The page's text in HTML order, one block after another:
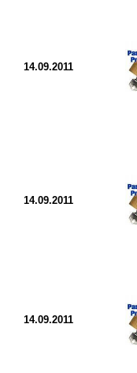
14.09.2011
14.09.2011
14.09.2011